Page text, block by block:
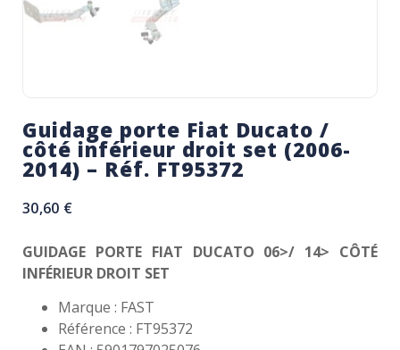
Guidage porte Fiat Ducato /
côté inférieur droit set (2006-
2014) – Réf. FT95372
30,60 €
GUIDAGE PORTE FIAT DUCATO 06>/ 14> CÔTÉ
INFÉRIEUR DROIT SET
Marque : FAST
Référence : FT95372